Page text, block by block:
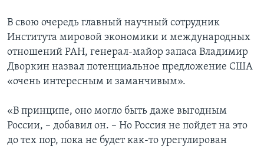
В свою очередь главный научный сотрудник
Института мировой экономики и международных
отношений РАН, генерал-майор запаса Владимир
Дворкин назвал потенциальное предложение США
«очень интересным и заманчивым».
«В принципе, оно могло быть даже выгодным
России, – добавил он. – Но Россия не пойдет на это
до тех пор, пока не будет как-то урегулирован